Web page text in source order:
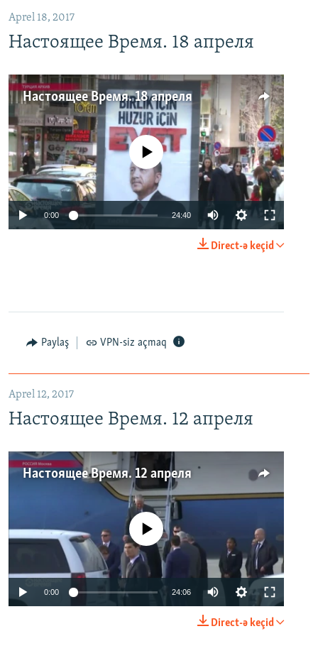
Aprel 18, 2017
Настоящее Время. 18 апреля
Настоящее Время. 18 апреля
No media source currently available
0:00 24:40
Direct-ə keçid
Paylaş VPN-siz açmaq
Aprel 12, 2017
Настоящее Время. 12 апреля
Настоящее Время. 12 апреля
No media source currently available
0:00 24:06
Direct-ə keçid